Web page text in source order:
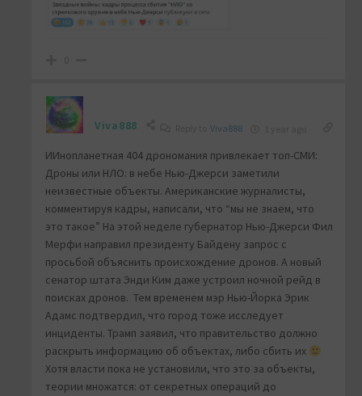
Viva888 Viva888
ИИнопланетная 404 дрономания привлекает топ-СМИ:
Дроны или НЛО: в небе Нью-Джерси заметили
неизвестные объекты. Американские журналисты,
комментируя кадры, написали, что “мы не знаем, что
это такое” На этой неделе губернатор Нью-Джерси Фил
Мерфи направил президенту Байдену запрос с
просьбой объяснить происхождение дронов. А новый
сенатор штата Энди Ким даже устроил ночной рейд в
поисках дронов. Тем временем мэр Нью-Йорка Эрик
Адамс подтвердил, что город тоже исследует
инциденты. Трамп заявил, что правительство должно
раскрыть информацию об объектах, либо сбить их
Хотя власти пока не установили, что это за объекты,
теории множатся: от секретных операций до